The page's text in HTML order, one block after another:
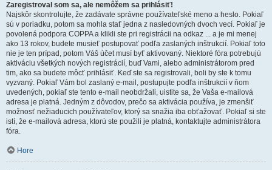
Zaregistroval som sa, ale nemôžem sa prihlásiť!
Najskôr skontrolujte, že zadávate správne používateľské meno a heslo. Pokiaľ
sú v poriadku, potom sa mohla stať jedna z nasledovných dvoch vecí. Pokiaľ je
povolená podpora COPPA a klikli ste pri registrácii na odkaz ... a je mi menej
ako 13 rokov, budete musieť postupovať podľa zaslaných inštrukcií. Pokiaľ toto
nie je ten prípad, potom Váš účet musí byť aktivovaný. Niektoré fóra potrebujú
aktiváciu všetkých nových registrácií, buď Vami, alebo administrátorom pred
tim, ako sa budete môcť prihlásiť. Keď ste sa registrovali, boli by ste k tomu
vyzvaný. Pokiaľ Vám bol zaslaný e-mail, postupujte podľa inštrukcií v ňom
uvedených, pokiaľ ste tento e-mail neobdržali, uistite sa, že Vaša e-mailová
adresa je platná. Jedným z dôvodov, prečo sa aktivácia používa, je zmenšiť
možnosť nežiaducich používateľov, ktorý sa snažia iba obťažovať. Pokiaľ si ste
istí, že e-mailová adresa, ktorú ste použili je platná, kontaktujte administrátora
fóra.
Hore